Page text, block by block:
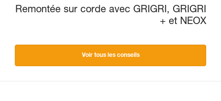
Remontée sur corde avec GRIGRI, GRIGRI
+ et NEOX
Voir tous les conseils